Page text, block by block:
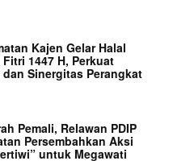
Kajen Gelar Halal
1447 H, Perkuat
Sinergitas Perangkat
Pemali, Relawan PDIP
Persembahkan Aksi
untuk Megawati